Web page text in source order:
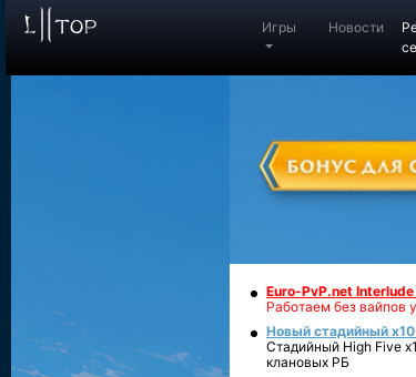
Игры Новости
Euro-PvP.net
Работаем без вайпов
Новый стадийный
Стадийный High Five
клановых РБ